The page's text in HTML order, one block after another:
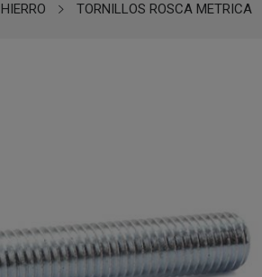
HIERRO TORNILLOS ROSCA METRICA